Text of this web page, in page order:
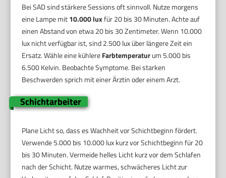
Bei SAD sind stärkere Sessions oft sinnvoll. Nutze morgens
eine Lampe mit10.000 luxfür 20 bis 30 Minuten. Achte auf
einen Abstand von etwa 20 bis 30 Zentimeter. Wenn 10.000
lux nicht verfügbar ist, sind 2.500 lux über längere Zeit ein
Ersatz. Wähle eine kühlereFarbtemperaturum 5.000 bis
6.500 Kelvin. Beobachte Symptome. Bei starken
Beschwerden sprich mit einer Ärztin oder einem Arzt.
Schichtarbeiter
Plane Licht so, dass es Wachheit vor Schichtbeginn fördert.
Verwende 5.000 bis 10.000 lux kurz vor Schichtbeginn für 20
bis 30 Minuten. Vermeide helles Licht kurz vor dem Schlafen
nach der Schicht. Nutze warmes, schwächeres Licht zur